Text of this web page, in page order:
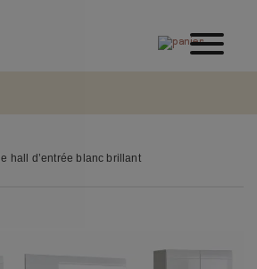
hall d’entrée blanc brillant